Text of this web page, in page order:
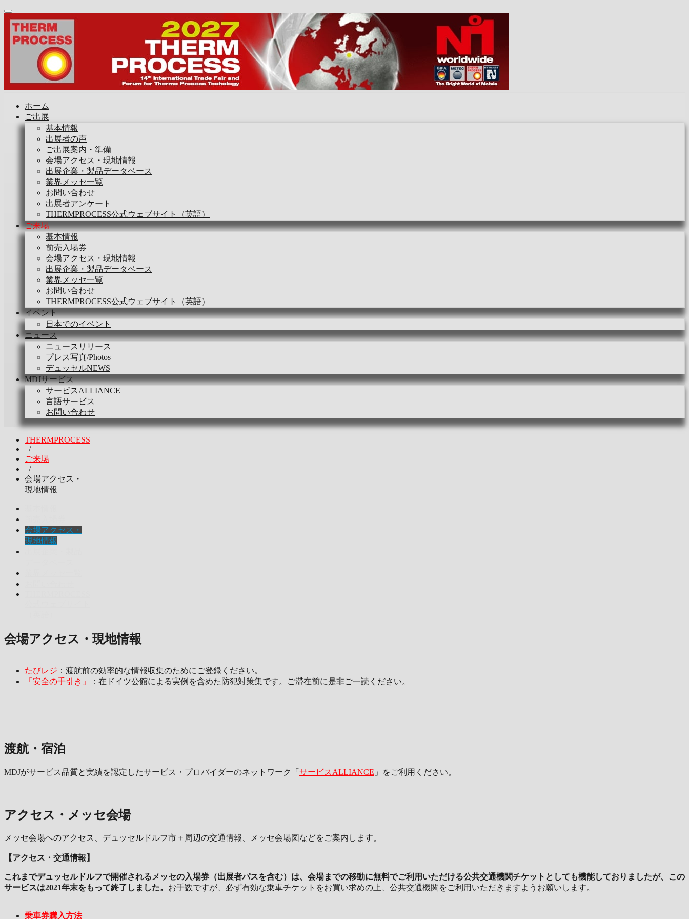
ホーム
ご出展
基本情報
出展者の声
ご出展案内・準備
会場アクセス・現地情報
出展企業・製品データベース
業界メッセ一覧
お問い合わせ
出展者アンケート
THERMPROCESS公式ウェブサイト（英語）
ご来場
基本情報
前売入場券
会場アクセス・現地情報
出展企業・製品データベース
業界メッセ一覧
お問い合わせ
THERMPROCESS公式ウェブサイト（英語）
イベント
日本でのイベント
ニュース
ニュースリリース
プレス写真/Photos
デュッセルNEWS
MDJサービス
サービスALLIANCE
言語サービス
お問い合わせ
THERMPROCESS
/
ご来場
/
会場アクセス・
現地情報
会場アクセス・
現地情報
会場アクセス・現地情報
たびレジ ：渡航前の効率的な情報収集のためにご登録ください。
「安全の手引き」
：在ドイツ公館による実例を含めた防犯対策集です。ご滞在前に是非ご一読ください。
渡航・宿泊
MDJがサービス品質と実績を認定したサービス・プロバイダーのネットワーク「 サービスALLIANCE 」をご利用ください。
アクセス・メッセ会場
メッセ会場へのアクセス、デュッセルドルフ市＋周辺の交通情報、メッセ会場図などをご案内します。
【アクセス・交通情報】
これまでデュッセルドルフで開催されるメッセの入場券（出展者パスを含む）は、会場までの移動に無料でご利用いただける公共交通機関チケットとしても機能しておりましたが、この
サービスは2021年末をもって終了しました。 お手数ですが、必ず有効な乗車チケットをお買い求めの上、公共交通機関をご利用いただきますようお願いします。
乗車券購入方法